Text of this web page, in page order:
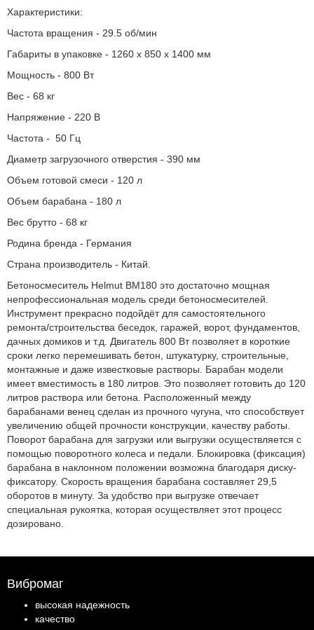
Характеристики:
Частота вращения - 29.5 об/мин
Габариты в упаковке - 1260 x 850 x 1400 мм
Мощность - 800 Вт
Вес - 68 кг
Напряжение - 220 В
Частота - 50 Гц
Диаметр загрузочного отверстия - 390 мм
Объем готовой смеси - 120 л
Объем барабана - 180 л
Вес брутто - 68 кг
Родина бренда - Германия
Страна производитель - Китай.
Бетоносмеситель Helmut BM180 это достаточно мощная
непрофессиональная модель среди бетоносмесителей.
Инструмент прекрасно подойдёт для самостоятельного
ремонта/строительства беседок, гаражей, ворот, фундаментов,
дачных домиков и т.д. Двигатель 800 Вт позволяет в короткие
сроки легко перемешивать бетон, штукатурку, строительные,
монтажные и даже известковые растворы. Барабан модели
имеет вместимость в 180 литров. Это позволяет готовить до 120
литров раствора или бетона. Расположенный между
барабанами венец сделан из прочного чугуна, что способствует
увеличению общей прочности конструкции, качеству работы.
Поворот барабана для загрузки или выгрузки осуществляется с
помощью поворотного колеса и педали. Блокировка (фиксация)
барабана в наклонном положении возможна благодаря диску-
фиксатору. Скорость вращения барабана составляет 29,5
оборотов в минуту. За удобство при выгрузке отвечает
специальная рукоятка, которая осуществляет этот процесс
дозировано.
Вибромаг
высокая надежность
качество